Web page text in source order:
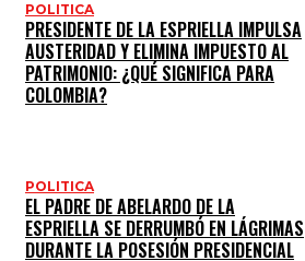
POLITICA
PRESIDENTE DE LA ESPRIELLA IMPULSA
AUSTERIDAD Y ELIMINA IMPUESTO AL
PATRIMONIO: ¿QUÉ SIGNIFICA PARA
COLOMBIA?
POLITICA
EL PADRE DE ABELARDO DE LA
ESPRIELLA SE DERRUMBÓ EN LÁGRIMAS
DURANTE LA POSESIÓN PRESIDENCIAL